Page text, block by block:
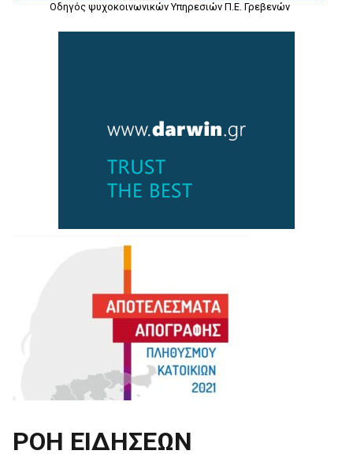
Οδηγός ψυχοκοινωνικών Υπηρεσιών Π.Ε. Γρεβενών
ΡΟΗ ΕΙΔΗΣΕΩΝ